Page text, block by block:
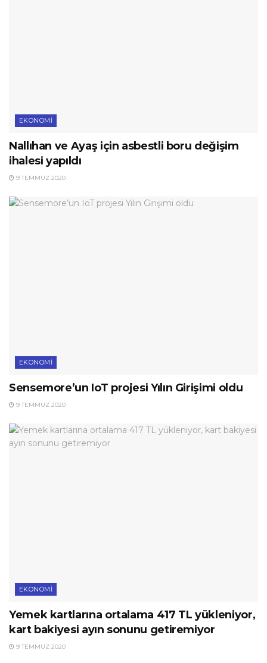
EKONOMI
Nallıhan ve Ayaş için asbestli boru değişim
ihalesi yapıldı
9 TEMMUZ 2020
EKONOMI
Sensemore’un IoT projesi Yılın Girişimi oldu
9 TEMMUZ 2020
EKONOMI
Yemek kartlarına ortalama 417 TL yükleniyor,
kart bakiyesi ayın sonunu getiremiyor
9 TEMMUZ 2020